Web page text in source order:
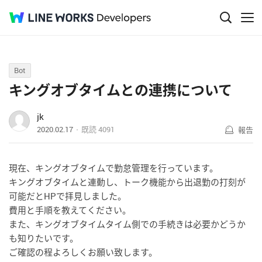
Q&A
Bot
キングオブタイムとの連携について
jk
2020.02.17 既読4091 報告
現在、キングオブタイムで勤怠管理を行っています。
キングオブタイムと連動し、トーク機能から出退勤の打刻が
可能だとHPで拝見しました。
費用と手順を教えてください。
また、キングオブタイムタイム側での手続きは必要かどうか
も知りたいです。
ご確認の程よろしくお願い致します。